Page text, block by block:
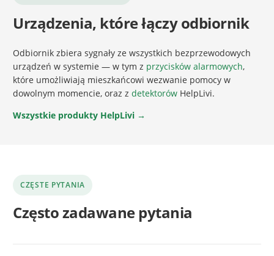
Urządzenia, które łączy odbiornik
Odbiornik zbiera sygnały ze wszystkich bezprzewodowych
urządzeń w systemie — w tym z przycisków alarmowych,
które umożliwiają mieszkańcowi wezwanie pomocy w
dowolnym momencie, oraz z detektorów HelpLivi.
Wszystkie produkty HelpLivi →
CZĘSTE PYTANIA
Często zadawane pytania